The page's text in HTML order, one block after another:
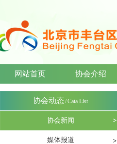
网站首页 协会介绍
协会动态/Cata List
协会新闻
媒体报道